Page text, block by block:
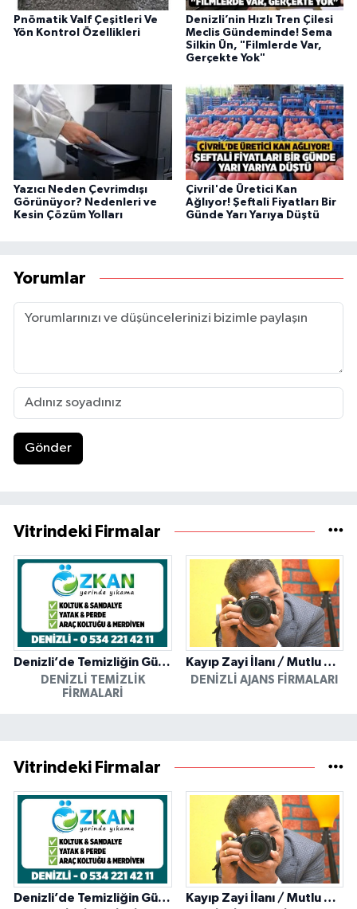
Pnömatik Valf Çeşitleri Ve
Yön Kontrol Özellikleri
Denizli’nin Hızlı Tren Çilesi
Meclis Gündeminde! Sema
Silkin Ün, "Filmlerde Var,
Gerçekte Yok"
Yazıcı Neden Çevrimdışı
Görünüyor? Nedenleri ve
Kesin Çözüm Yolları
Çivril'de Üretici Kan
Ağlıyor! Şeftali Fiyatları Bir
Günde Yarı Yarıya Düştü
Yorumlar
Gönder
Vitrindeki Firmalar
Denizli’de Temizliğin Güvenilir Adresi: Özkan Yerinde Yıkama
DENIZLI TEMIZLIK
FIRMALARI
Kayıp Zayi İlanı / Mutlu Ajans / Denizli
DENIZLI AJANS FIRMALARI
Vitrindeki Firmalar
Denizli’de Temizliğin Güvenilir Adresi: Özkan Yerinde Yıkama Kayıp Zayi İlanı / Mutlu Ajans / Denizli